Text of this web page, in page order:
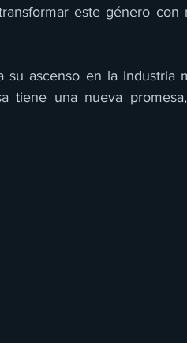
este género con
ascenso en la industria
tiene una nueva